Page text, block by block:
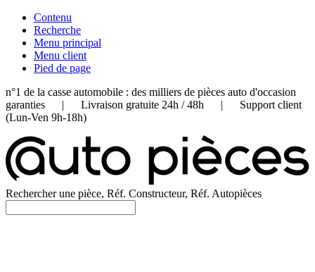
Contenu
Recherche
Menu principal
Menu client
Pied de page
n°1 de la casse automobile : des milliers de pièces auto d'occasion
garanties | Livraison gratuite 24h / 48h | Support client
(Lun-Ven 9h-18h)
Rechercher une pièce, Réf. Constructeur, Réf. Autopièces